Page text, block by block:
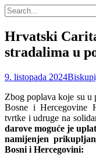
Search
Search
for:
Hrvatski
stradalima u
Posted
9. listopada 2024Author
Zbog poplava koje su u
Bosne i Hercegovine
tvrtke i udruge na
darove moguće je
namijenjen
Bosni i Hercegovini: